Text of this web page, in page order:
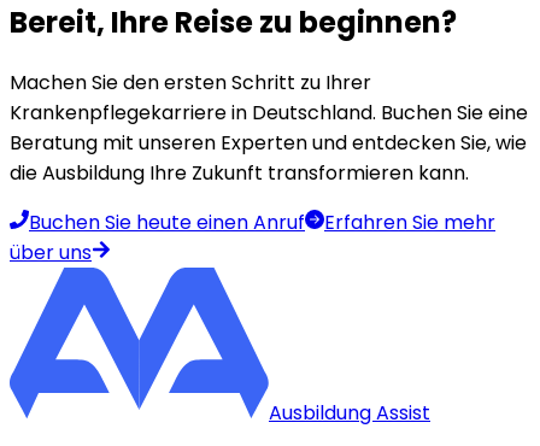
Bereit, Ihre Reise zu beginnen?
Machen Sie den ersten Schritt zu Ihrer
Krankenpflegekarriere in Deutschland. Buchen Sie eine
Beratung mit unseren Experten und entdecken Sie, wie
die Ausbildung Ihre Zukunft transformieren kann.
Buchen Sie heute einen Anruf
Erfahren Sie mehr
über uns
Ausbildung Assist